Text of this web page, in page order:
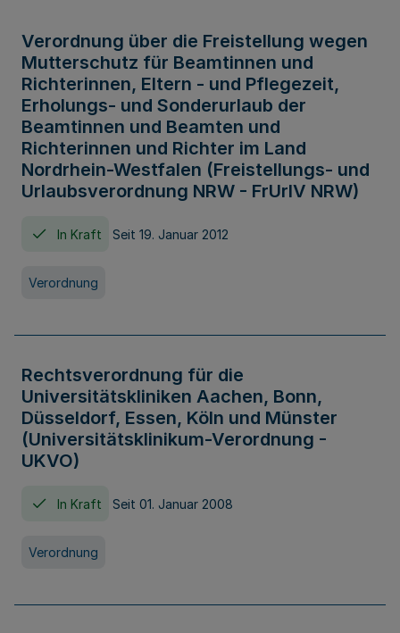
Verordnung über die Freistellung wegen
Mutterschutz für Beamtinnen und
Richterinnen, Eltern - und Pflegezeit,
Erholungs- und Sonderurlaub der
Beamtinnen und Beamten und
Richterinnen und Richter im Land
Nordrhein-Westfalen (Freistellungs- und
Urlaubsverordnung NRW - FrUrlV NRW)
In Kraft Seit 19. Januar 2012
Verordnung
Rechtsverordnung für die
Universitätskliniken Aachen, Bonn,
Düsseldorf, Essen, Köln und Münster
(Universitätsklinikum-Verordnung -
UKVO)
In Kraft Seit 01. Januar 2008
Verordnung